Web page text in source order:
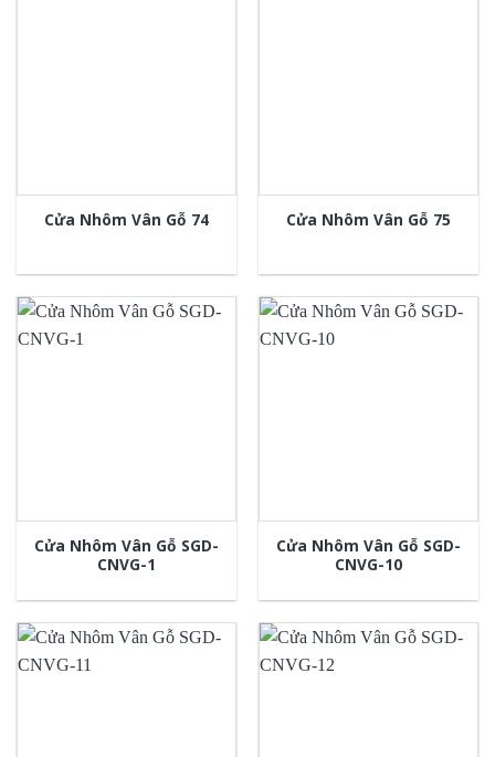
Cửa Nhôm Vân Gỗ 74 Cửa Nhôm Vân Gỗ 75
Cửa Nhôm Vân Gỗ SGD-
CNVG-1
Cửa Nhôm Vân Gỗ SGD-
CNVG-10